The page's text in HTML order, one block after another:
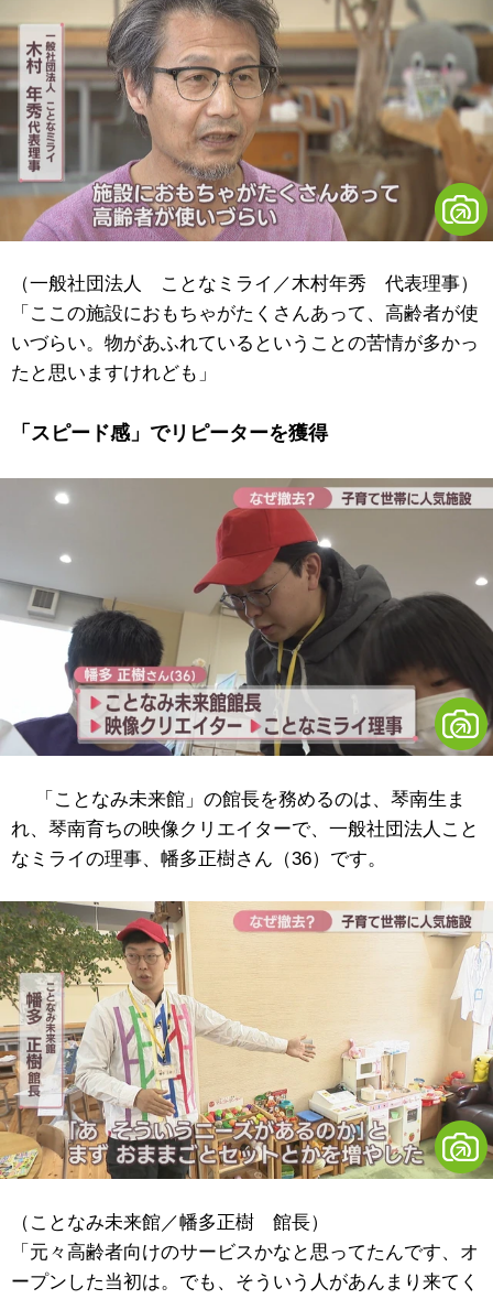
（一般社団法人 ことなミライ／木村年秀 代表理事）
「ここの施設におもちゃがたくさんあって、高齢者が使
いづらい。物があふれているということの苦情が多かっ
たと思いますけれども」
「スピード感」でリピーターを獲得
「ことなみ未来館」の館長を務めるのは、琴南生ま
れ、琴南育ちの映像クリエイターで、一般社団法人こと
なミライの理事、幡多正樹さん（36）です。
（ことなみ未来館／幡多正樹 館長）
「元々高齢者向けのサービスかなと思ってたんです、オ
ープンした当初は。でも、そういう人があんまり来てく